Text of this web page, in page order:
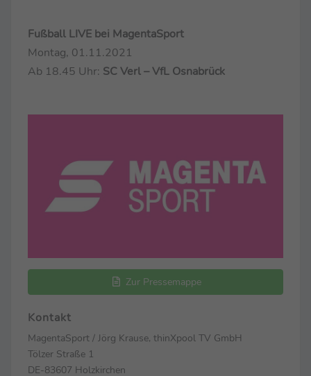
Fußball LIVE bei MagentaSport
Montag, 01.11.2021
Ab 18.45 Uhr: SC Verl – VfL Osnabrück
Zur Pressemappe
Kontakt
MagentaSport / Jörg Krause, thinXpool TV GmbH
Tölzer Straße 1
DE-83607 Holzkirchen